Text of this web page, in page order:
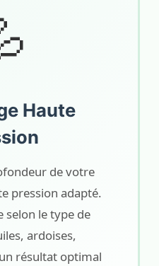
Haute
de votre
pression adapté.
selon le type de
ardoises,
résultat optimal